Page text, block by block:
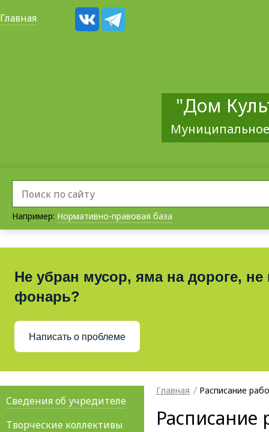
Главная
"Дом
Например: Нормативно-правовая база
Не убран мусор, яма на дороге, не
фонарь?
Написать о проблеме
Главная Расписание
Расписание
Сведения об учредителе
Творческие коллективы